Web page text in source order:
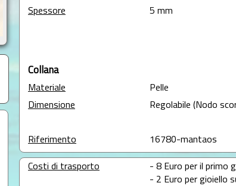
Spessore
5 mm
Collana
Materiale
Pelle
Dimensione
Regolabile (Nodo
Riferimento 16780-mantaos
Costi di trasporto
- 8 Euro per il primo
- 2 Euro per gioiello